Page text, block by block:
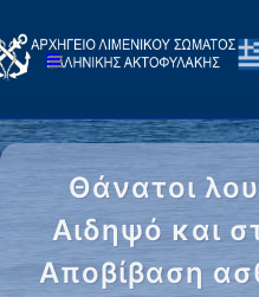
Θάνατοι
Αιδηψό και
Αποβίβαση